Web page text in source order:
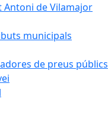
Antoni de Vilamajor
municipals
de preus públics